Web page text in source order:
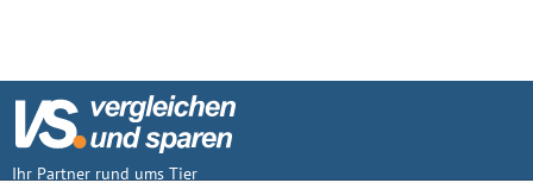
Ihr Partner rund ums Tier